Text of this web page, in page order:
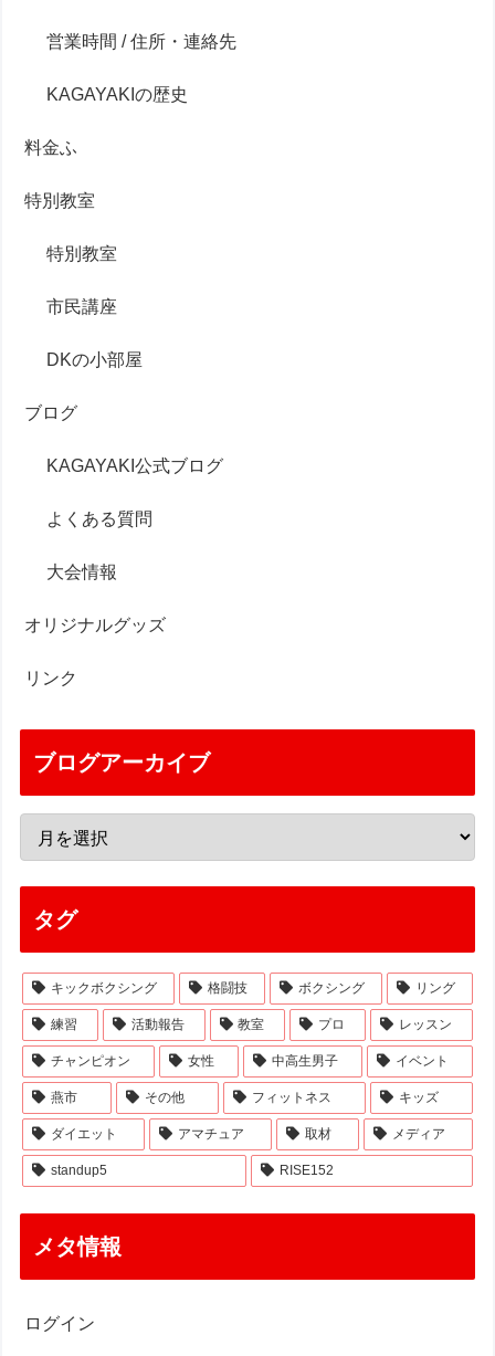
営業時間 / 住所・連絡先
KAGAYAKIの歴史
料金ふ
特別教室
特別教室
市民講座
DKの小部屋
ブログ
KAGAYAKI公式ブログ
よくある質問
大会情報
オリジナルグッズ
リンク
ブログアーカイブ
タグ
キックボクシング 格闘技 ボクシング リング
練習 活動報告 教室 プロ レッスン
チャンピオン 女性 中高生男子 イベント
燕市 その他 フィットネス キッズ
ダイエット アマチュア 取材 メディア
standup5 RISE152
メタ情報
ログイン